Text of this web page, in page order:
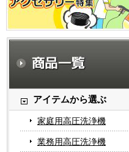
アイテムから選ぶ
家庭用高圧洗浄機
業務用高圧洗浄機